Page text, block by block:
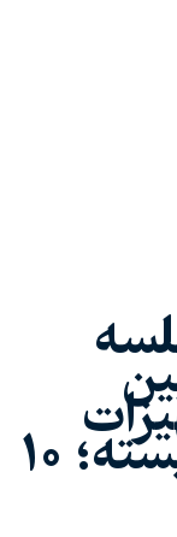
آبیاری و صنایع وابسته؛ 10